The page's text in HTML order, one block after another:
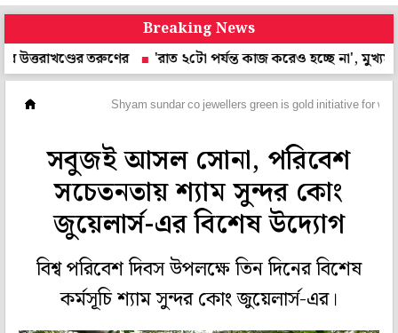
Breaking News
তরুণের
'রাত ২টো পর্যন্ত কাজ করেও হচ্ছে না', মুখ্যমন্ত্রীর 'হর
Shyam sundar co jewellers green is gold initiative for
সবুজই আসল সোনা, পরিবেশ
সচেতনতায় শ্যাম সুন্দর কোং
জুয়েলার্স-এর বিশেষ উদ্যোগ
বিশ্ব পরিবেশ দিবস উপলক্ষে তিন দিনের বিশেষ
কর্মসূচি শ্যাম সুন্দর কোং জুয়েলার্স-এর।